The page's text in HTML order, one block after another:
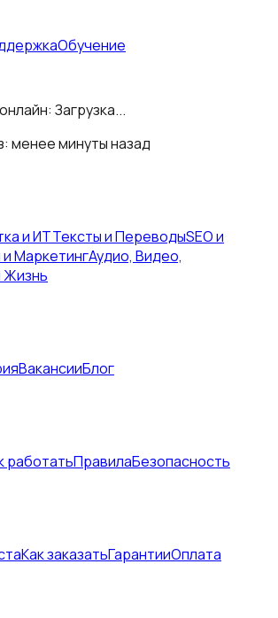
Обучение
Загрузка...
менее минуты назад
и ИТТексты и ПереводыSEO и
МаркетингАудио, Видео,
Жизнь
ВакансииБлог
работатьПравилаБезопасность
Как заказатьГарантииОплата